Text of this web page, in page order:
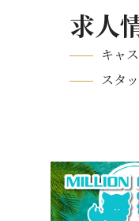
求人
キャ
スタ